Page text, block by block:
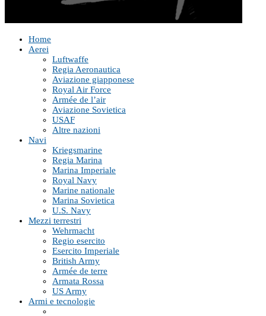
Home
Aerei
Luftwaffe
Regia Aeronautica
Aviazione giapponese
Royal Air Force
Armée de l’air
Aviazione Sovietica
USAF
Altre nazioni
Navi
Kriegsmarine
Regia Marina
Marina Imperiale
Royal Navy
Marine nationale
Marina Sovietica
U.S. Navy
Mezzi terrestri
Wehrmacht
Regio esercito
Esercito Imperiale
British Army
Armée de terre
Armata Rossa
US Army
Armi e tecnologie